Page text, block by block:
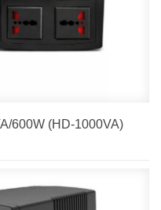
600W (HD-1000VA)